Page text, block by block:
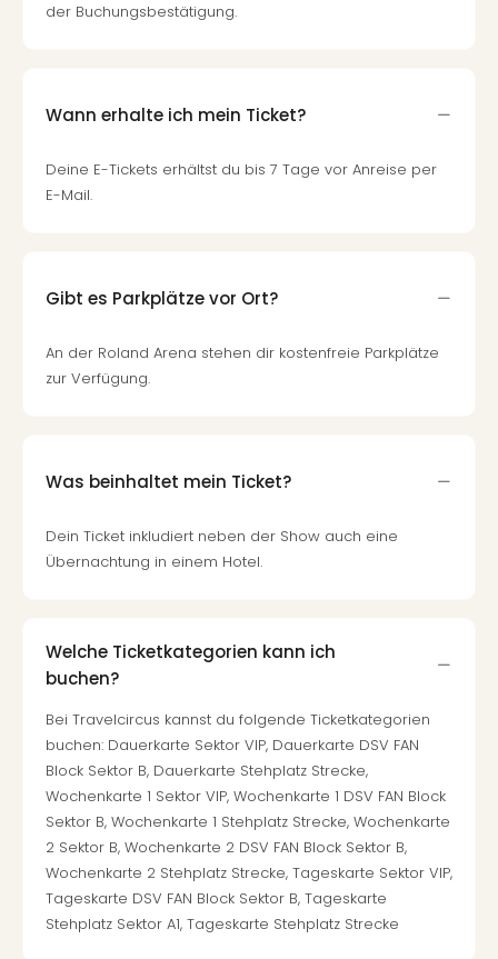
der Buchungsbestätigung.
Wann erhalte ich mein Ticket?
Deine E-Tickets erhältst du bis 7 Tage vor Anreise per
E-Mail.
Gibt es Parkplätze vor Ort?
An der Roland Arena stehen dir kostenfreie Parkplätze
zur Verfügung.
Was beinhaltet mein Ticket?
Dein Ticket inkludiert neben der Show auch eine
Übernachtung in einem Hotel.
Welche Ticketkategorien kann ich
buchen?
Bei Travelcircus kannst du folgende Ticketkategorien
buchen: Dauerkarte Sektor VIP, Dauerkarte DSV FAN
Block Sektor B, Dauerkarte Stehplatz Strecke,
Wochenkarte 1 Sektor VIP, Wochenkarte 1 DSV FAN Block
Sektor B, Wochenkarte 1 Stehplatz Strecke, Wochenkarte
2 Sektor B, Wochenkarte 2 DSV FAN Block Sektor B,
Wochenkarte 2 Stehplatz Strecke, Tageskarte Sektor VIP,
Tageskarte DSV FAN Block Sektor B, Tageskarte
Stehplatz Sektor A1, Tageskarte Stehplatz Strecke